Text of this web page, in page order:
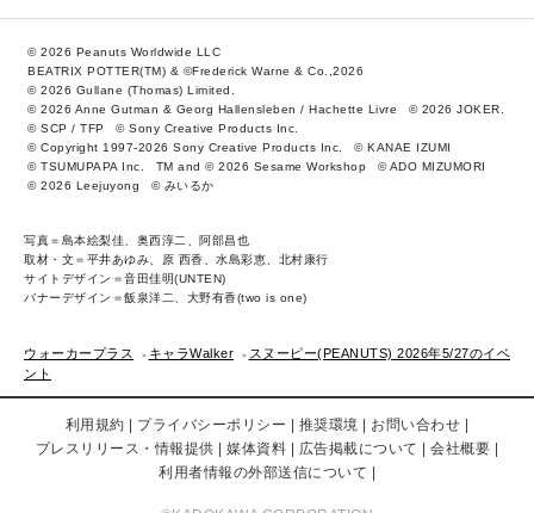
© 2026 Peanuts Worldwide LLC
BEATRIX POTTER(TM) & ©Frederick Warne & Co.,2026
© 2026 Gullane (Thomas) Limited.
© 2026 Anne Gutman & Georg Hallensleben / Hachette Livre
© 2026 JOKER.
© SCP / TFP
© Sony Creative Products Inc.
© Copyright 1997-2026 Sony Creative Products Inc.
© KANAE IZUMI
© TSUMUPAPA Inc.
TM and © 2026 Sesame Workshop
© ADO MIZUMORI
© 2026 Leejuyong
© みいるか
写真＝島本絵梨佳、奥西淳二、阿部昌也
取材・文＝平井あゆみ、原 西香、水島彩恵、北村康行
サイトデザイン＝音田佳明(UNTEN)
バナーデザイン＝飯泉洋二、大野有香(two is one)
ウォーカープラス キャラWalker
スヌーピー(PEANUTS) 2026年5/27のイベ
ント
利用規約 プライバシーポリシー 推奨環境
お問い合わせ
プレスリリース・情報提供
媒体資料 広告掲載について
会社概要
利用者情報の外部送信について